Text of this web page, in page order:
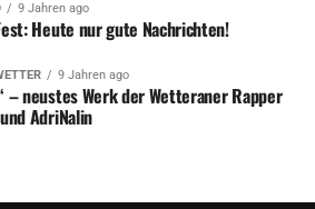
9 Jahren ago
Heute nur gute Nachrichten!
9 Jahren ago
– neustes Werk der Wetteraner Rapper
AdriNalin